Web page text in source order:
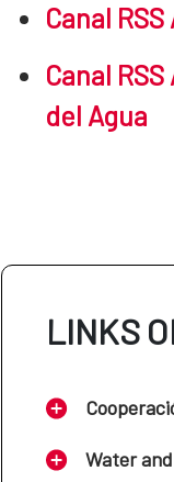
Canal
Canal
del Agua
LINKS
Water